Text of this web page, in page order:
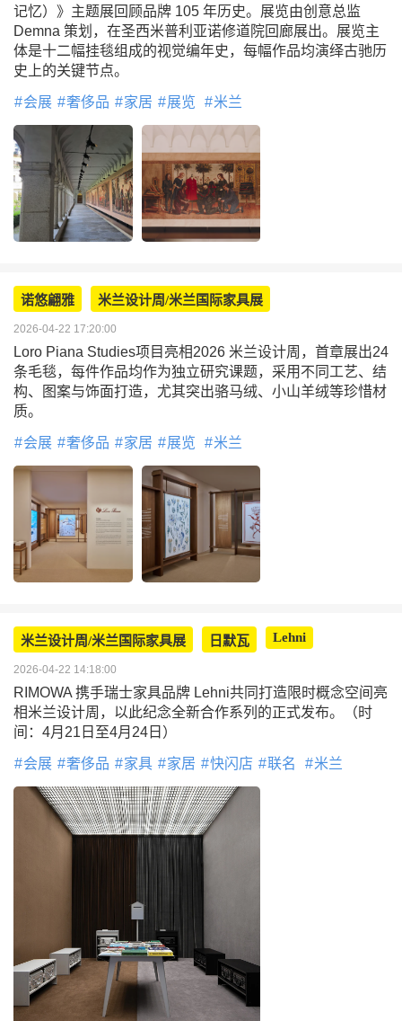
记忆）》主题展回顾品牌 105 年历史。展览由创意总监
Demna 策划，在圣西米普利亚诺修道院回廊展出。展览主
体是十二幅挂毯组成的视觉编年史，每幅作品均演绎古驰历
史上的关键节点。
会展 奢侈品 家居 展览 米兰
诺悠翩雅 米兰设计周/米兰国际家具展
2026-04-22 17:20:00
Loro Piana Studies项目亮相2026 米兰设计周，首章展出24
条毛毯，每件作品均作为独立研究课题，采用不同工艺、结
构、图案与饰面打造，尤其突出骆马绒、小山羊绒等珍惜材
质。
会展 奢侈品 家居 展览 米兰
米兰设计周/米兰国际家具展 日默瓦 Lehni
2026-04-22 14:18:00
RIMOWA 携手瑞士家具品牌 Lehni共同打造限时概念空间亮
相米兰设计周，以此纪念全新合作系列的正式发布。（时
间：4月21日至4月24日）
会展 奢侈品 家具 家居 快闪店 联名 米兰